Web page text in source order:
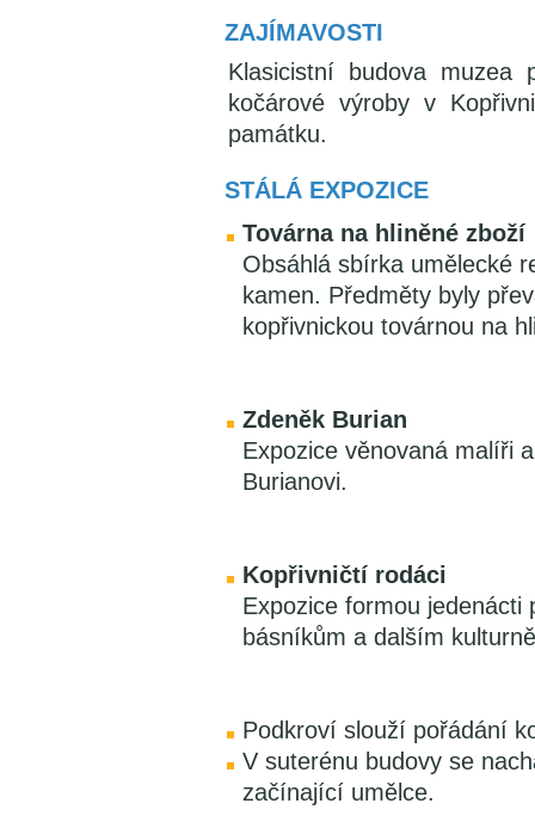
ZAJÍMAVOSTI
Klasicistní budova muzea
kočárové výroby v
památku.
STÁLÁ EXPOZICE
Továrna na hliněné zboží
Obsáhlá sbírka umělecké
kamen. Předměty byly
kopřivnickou továrnou na
Zdeněk Burian
Expozice věnovaná malíři
Burianovi.
Kopřivničtí rodáci
Expozice formou
básníkům a dalším
Podkroví slouží pořádání
V suterénu budovy se
začínající umělce.